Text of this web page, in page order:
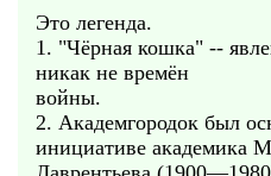
Это легенда.
1. "Чёрная кошка" --
никак не времён
войны.
2. Академгородок был
инициативе академика